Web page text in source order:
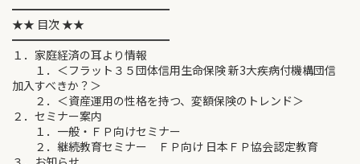
━━━━━━━━━━━━━━
★★ 目次 ★★
━━━━━━━━━━━━━━
１．家庭経済の耳より情報
１．＜フラット３５団体信用生命保険 新3大疾病付機構団信
加入すべきか？＞
２．＜資産運用の性格を持つ、変額保険のトレンド＞
２．セミナー案内
１．一般・ＦＰ向けセミナー
２．継続教育セミナー ＦＰ向け 日本ＦＰ協会認定教育